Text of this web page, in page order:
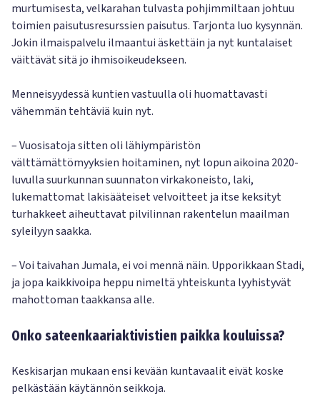
murtumisesta, velkarahan tulvasta pohjimmiltaan johtuu
toimien paisutusresurssien paisutus. Tarjonta luo kysynnän.
Jokin ilmaispalvelu ilmaantui äskettäin ja nyt kuntalaiset
väittävät sitä jo ihmisoikeudekseen.
Menneisyydessä kuntien vastuulla oli huomattavasti
vähemmän tehtäviä kuin nyt.
– Vuosisatoja sitten oli lähiympäristön
välttämättömyyksien hoitaminen, nyt lopun aikoina 2020-
luvulla suurkunnan suunnaton virkakoneisto, laki,
lukemattomat lakisääteiset velvoitteet ja itse keksityt
turhakkeet aiheuttavat pilvilinnan rakentelun maailman
syleilyyn saakka.
– Voi taivahan Jumala, ei voi mennä näin. Upporikkaan Stadi,
ja jopa kaikkivoipa heppu nimeltä yhteiskunta lyyhistyvät
mahottoman taakkansa alle.
Onko sateenkaariaktivistien paikka kouluissa?
Keskisarjan mukaan ensi kevään kuntavaalit eivät koske
pelkästään käytännön seikkoja.